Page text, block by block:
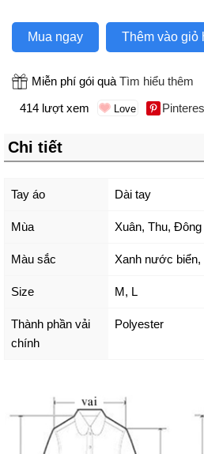
Mua ngay Thêm vào giỏ
Miễn phí gói quà Tìm hiểu thêm
414 lượt xem
Chi tiết
Tay áo Dài tay
Mùa Xuân, Thu, Đông
Màu sắc Xanh nước biển,
Size M, L
Thành phần vải
chính
Polyester